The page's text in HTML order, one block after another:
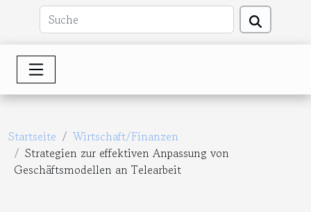
Startseite
Wirtschaft/Finanzen
Strategien zur effektiven Anpassung von
Geschäftsmodellen an Telearbeit